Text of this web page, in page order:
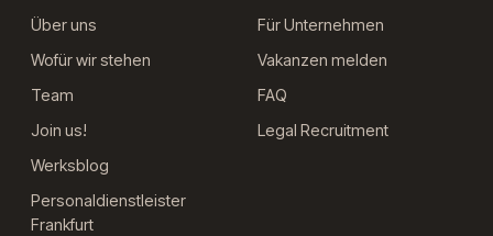
Über uns
Wofür wir stehen
Team
Join us!
Werksblog
Personaldienstleister
Frankfurt
Für Unternehmen
Vakanzen melden
FAQ
Legal Recruitment